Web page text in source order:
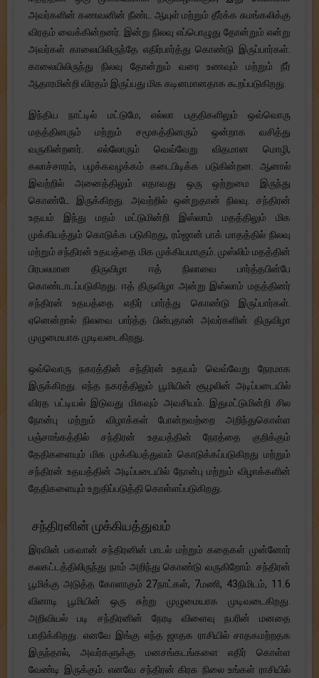
அவர்களின் கணவனின் நீண்ட ஆயுள் மற்றும் தீர்க்க சுமங்கலிக்கு
விரதம் வைக்கின்றனர். இன்று நிலவு எப்பொழுது தோன்றும் என்று
அவர்கள் காலையிலிருந்தே எதிர்பார்த்து கொண்டு இருப்பார்கள்.
காலையிலிருந்து நிலவு தோன்றும் வரை உணவும் மற்றும் நீர்
ஆதாரமின்றி விரதம் இருப்பது மிக கடினமானதாக கூறப்படுகிறது.
இந்திய நாட்டில் மட்டுமே, எல்லா பகுதிகளிலும் ஒவ்வொரு
மதத்தினரும் மற்றும் சமூகத்தினரும் ஒன்றாக வசித்து
வருகின்றனர். எல்லோரும் வெவ்வேறு விதமான மொழி,
கலாச்சாரம், பழக்கவழக்கம் கடைபிடிக்க படுகின்றன. ஆனால்
இவற்றில் அனைத்திலும் எதாவது ஒரு ஒற்றுமை இருந்து
கொண்டே இருக்கிறது. அவற்றில் ஒன்றுதான் நிலவு. சந்திரன்
உதயம் இந்து மதம் மட்டுமின்றி இஸ்லாம் மதத்திலும் மிக
முக்கியத்தும் கொடுக்க படுகிறது, ரம்ஜான் பாக் மாதத்தில் நிலவு
மற்றும் சந்திரன் உதயத்தை மிக முக்கியமாகும். முஸ்லிம் மதத்தின்
பிரபலமான திருவிழா ஈத் நிலாவை பார்த்தபின்பே
கொண்டாடப்படுகிறது. ஈத் திருவிழா அன்று இஸ்லாம் மதத்தினர்
சந்திரன் உதயத்தை எதிர் பார்த்து கொண்டு இருப்பார்கள்.
ஏனென்றால் நிலவை பார்த்த பின்புதான் அவர்களின் திருவிழா
முழுமையாக முடிவடைகிறது.
ஒவ்வொரு நகரத்தின் சந்திரன் உதயம் வெவ்வேறு நேரமாக
இருக்கிறது. எந்த நகரத்திலும் பூமியின் சூழலின் அடிப்படையில்
விரத பட்டியல் இடுவது மிகவும் அவசியம். இதுமட்டுமின்றி சில
நோன்பு மற்றும் விழாக்கள் போன்றவற்றை அறிந்துகொள்ள
பஞ்சாங்கத்தில் சந்திரன் உதயத்தின் நேரத்தை குறிக்கும்
தேதிகளையும் மிக முக்கியத்துவம் கொடுக்கப்படுகிறது மற்றும்
சந்திரன் உதயத்தின் அடிப்படையில் நோன்பு மற்றும் விழாக்களின்
தேதிகளையும் உறுதிப்படுத்தி கொள்ளப்படுகிறது.
சந்திரனின் முக்கியத்துவம்
இரவின் பகவான் சந்திரனின் பாடல் மற்றும் கதைகள் முன்னோர்
கலகட்டத்திலிருந்து நாம் அறிந்து கொண்டு வருகிறோம். சந்திரன்
பூமிக்கு அடுத்த கோளாகும் 27நாட்கள், 7மணி, 43நிமிடம், 11.6
வினாடி பூமியின் ஒரு சுற்று முழுமையாக முடிவடைகிறது.
அறிவியல் படி சந்திரனின் நேரடி விளைவு நபரின் மனதை
பாதிக்கிறது. எனவே இங்கு எந்த ஜாதக ராசியில் சாதகமற்றதக
இருந்தால், அவர்களுக்கு மனசங்கடங்களை எதிர் கொள்ள
வேண்டி இருக்கும். எனவே சந்திரன் கிரக நிலை உங்கள் ராசியில்